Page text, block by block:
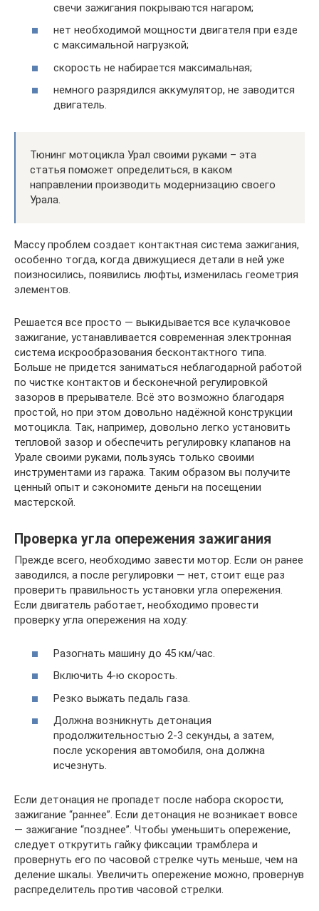
свечи зажигания покрываются нагаром;
нет необходимой мощности двигателя при езде
с максимальной нагрузкой;
скорость не набирается максимальная;
немного разрядился аккумулятор, не заводится
двигатель.
Тюнинг мотоцикла Урал своими руками – эта
статья поможет определиться, в каком
направлении производить модернизацию своего
Урала.
Массу проблем создает контактная система зажигания,
особенно тогда, когда движущиеся детали в ней уже
поизносились, появились люфты, изменилась геометрия
элементов.
Решается все просто — выкидывается все кулачковое
зажигание, устанавливается современная электронная
система искрообразования бесконтактного типа.
Больше не придется заниматься неблагодарной работой
по чистке контактов и бесконечной регулировкой
зазоров в прерывателе. Всё это возможно благодаря
простой, но при этом довольно надёжной конструкции
мотоцикла. Так, например, довольно легко установить
тепловой зазор и обеспечить регулировку клапанов на
Урале своими руками, пользуясь только своими
инструментами из гаража. Таким образом вы получите
ценный опыт и сэкономите деньги на посещении
мастерской.
Проверка угла опережения зажигания
Прежде всего, необходимо завести мотор. Если он ранее
заводился, а после регулировки — нет, стоит еще раз
проверить правильность установки угла опережения.
Если двигатель работает, необходимо провести
проверку угла опережения на ходу:
Разогнать машину до 45 км/час.
Включить 4-ю скорость.
Резко выжать педаль газа.
Должна возникнуть детонация
продолжительностью 2-3 секунды, а затем,
после ускорения автомобиля, она должна
исчезнуть.
Если детонация не пропадет после набора скорости,
зажигание “раннее”. Если детонация не возникает вовсе
— зажигание “позднее”. Чтобы уменьшить опережение,
следует открутить гайку фиксации трамблера и
провернуть его по часовой стрелке чуть меньше, чем на
деление шкалы. Увеличить опережение можно, провернув
распределитель против часовой стрелки.